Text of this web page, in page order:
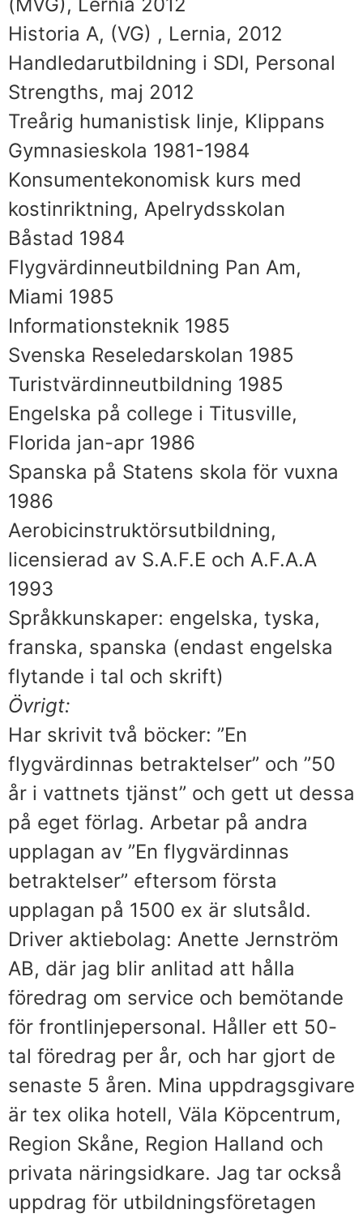
Historia A, (VG) , Lernia, 2012
Handledarutbildning i SDI, Personal
Strengths, maj 2012
Treårig humanistisk linje, Klippans
Gymnasieskola 1981-1984
Konsumentekonomisk kurs med
kostinriktning, Apelrydsskolan
Båstad 1984
Flygvärdinneutbildning Pan Am,
Miami 1985
Informationsteknik 1985
Svenska Reseledarskolan 1985
Turistvärdinneutbildning 1985
Engelska på college i Titusville,
Florida jan-apr 1986
Spanska på Statens skola för vuxna
1986
Aerobicinstruktörsutbildning,
licensierad av S.A.F.E och A.F.A.A
1993
Språkkunskaper: engelska, tyska,
franska, spanska (endast engelska
flytande i tal och skrift)
Övrigt:
Har skrivit två böcker: ”En
flygvärdinnas betraktelser” och ”50
år i vattnets tjänst” och gett ut dessa
på eget förlag. Arbetar på andra
upplagan av ”En flygvärdinnas
betraktelser” eftersom första
upplagan på 1500 ex är slutsåld.
Driver aktiebolag: Anette Jernström
AB, där jag blir anlitad att hålla
föredrag om service och bemötande
för frontlinjepersonal. Håller ett 50-
tal föredrag per år, och har gjort de
senaste 5 åren. Mina uppdragsgivare
är tex olika hotell, Väla Köpcentrum,
Region Skåne, Region Halland och
privata näringsidkare. Jag tar också
uppdrag för utbildningsföretagen